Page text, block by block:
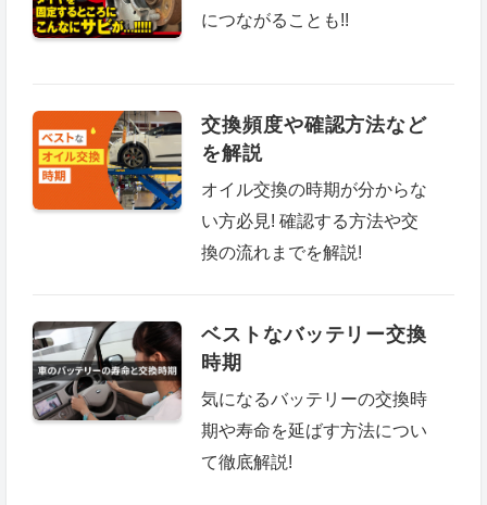
につながることも!!
交換頻度や確認方法など
を解説
オイル交換の時期が分からな
い方必見! 確認する方法や交
換の流れまでを解説!
ベストなバッテリー交換
時期
気になるバッテリーの交換時
期や寿命を延ばす方法につい
て徹底解説!